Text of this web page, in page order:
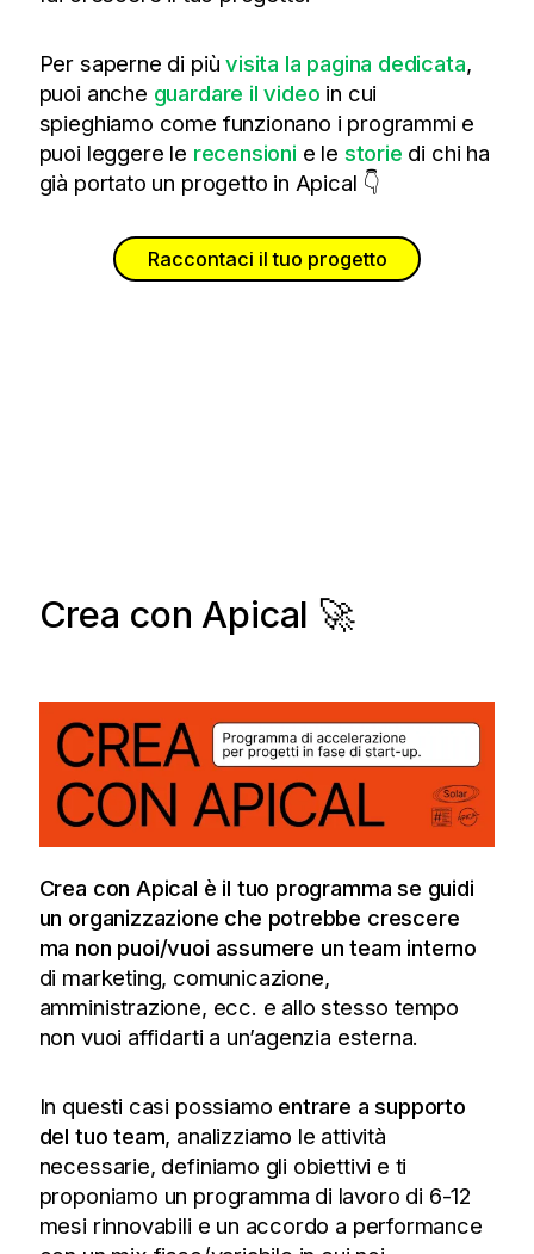
Per saperne di piùvisita la pagina dedicata,
puoi anche guardare il video in cui
spieghiamo come funzionano i programmi e
puoi leggere le recensioni e le storie di chi ha
già portato un progetto in Apical 👇
Raccontaci il tuo progetto
Crea con Apical 🚀
Crea con Apical è il tuo programma se guidi
un organizzazione che potrebbe crescere
ma non puoi/vuoi assumere un team interno
di marketing, comunicazione,
amministrazione, ecc. e allo stesso tempo
non vuoi affidarti a un’agenzia esterna.
In questi casi possiamo entrare a supporto
del tuo team, analizziamo le attività
necessarie, definiamo gli obiettivi e ti
proponiamo un programma di lavoro di 6-12
mesi rinnovabili e un accordo a performance